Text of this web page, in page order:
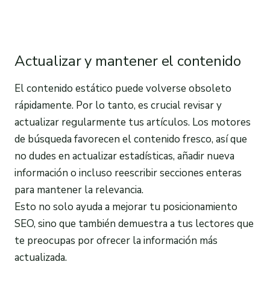
Actualizar y mantener el contenido
El contenido estático puede volverse obsoleto
rápidamente. Por lo tanto, es crucial revisar y
actualizar regularmente tus artículos. Los motores
de búsqueda favorecen el contenido fresco, así que
no dudes en actualizar estadísticas, añadir nueva
información o incluso reescribir secciones enteras
para mantener la relevancia.
Esto no solo ayuda a mejorar tu posicionamiento
SEO, sino que también demuestra a tus lectores que
te preocupas por ofrecer la información más
actualizada.